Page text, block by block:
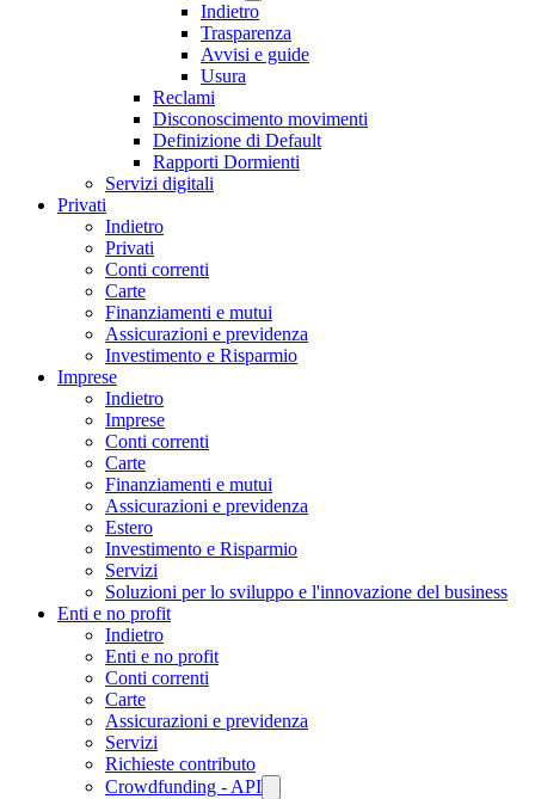
Indietro
Trasparenza
Avvisi e guide
Usura
Reclami
Disconoscimento movimenti
Definizione di Default
Rapporti Dormienti
Servizi digitali
Privati
Indietro
Privati
Conti correnti
Carte
Finanziamenti e mutui
Assicurazioni e previdenza
Investimento e Risparmio
Imprese
Indietro
Imprese
Conti correnti
Carte
Finanziamenti e mutui
Assicurazioni e previdenza
Estero
Investimento e Risparmio
Servizi
Soluzioni per lo sviluppo e l'innovazione del business
Enti e no profit
Indietro
Enti e no profit
Conti correnti
Carte
Assicurazioni e previdenza
Servizi
Richieste contributo
Crowdfunding - API